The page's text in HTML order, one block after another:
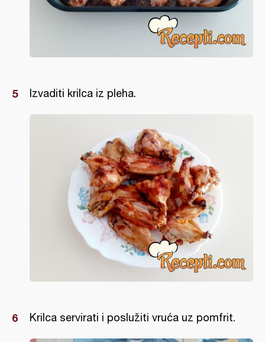
Izvaditi krilca iz pleha.
Krilca servirati i poslužiti vruća uz pomfrit.